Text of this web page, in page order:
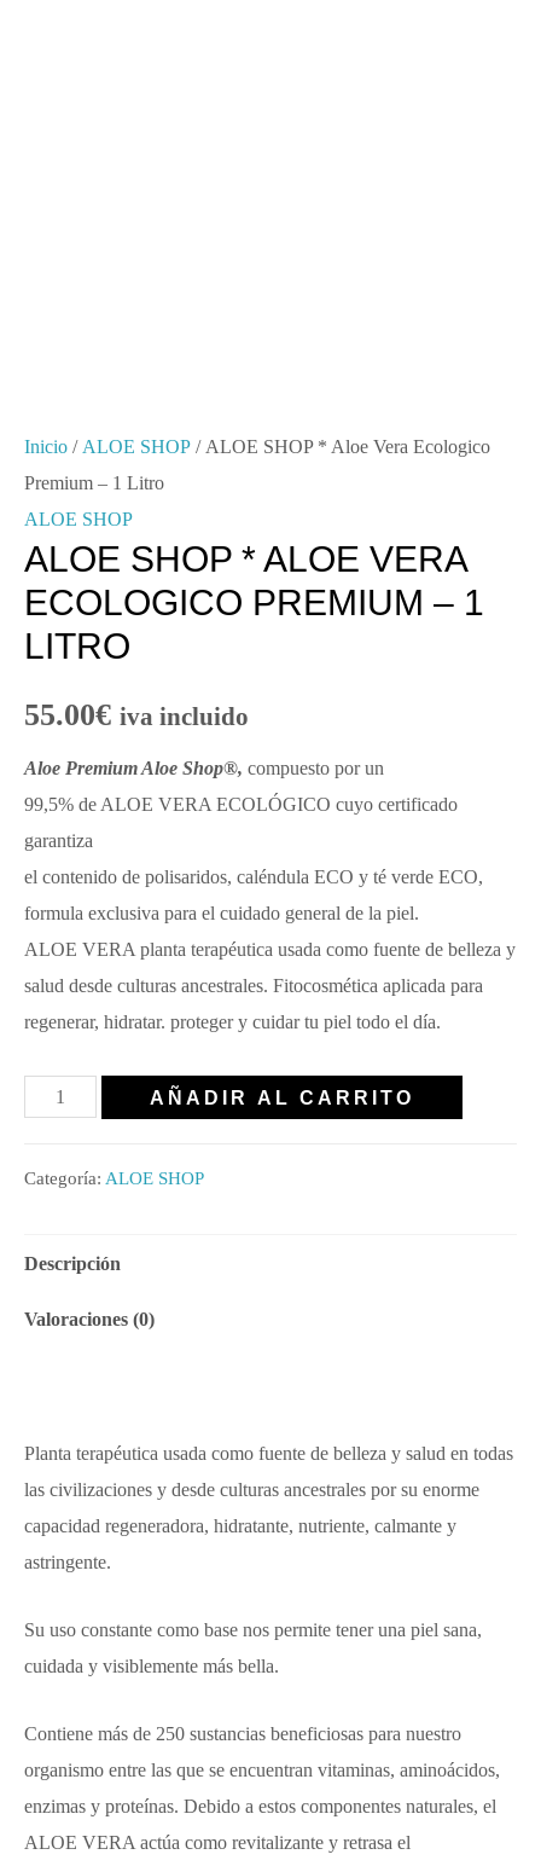
Inicio /ALOE SHOP / ALOE SHOP * Aloe Vera Ecologico
Premium – 1 Litro
ALOE SHOP
ALOE SHOP * ALOE VERA
ECOLOGICO PREMIUM – 1
LITRO
55.00€ iva incluido
Aloe Premium Aloe Shop®, compuesto por un
99,5% de ALOE VERA ECOLÓGICO cuyo certificado
garantiza
el contenido de polisaridos, caléndula ECO y té verde ECO,
formula exclusiva para el cuidado general de la piel.
ALOE VERA planta terapéutica usada como fuente de belleza y
salud desde culturas ancestrales. Fitocosmética aplicada para
regenerar, hidratar. proteger y cuidar tu piel todo el día.
AÑADIR AL CARRITO
Categoría: ALOE SHOP
Descripción
Valoraciones (0)
Planta terapéutica usada como fuente de belleza y salud en todas
las civilizaciones y desde culturas ancestrales por su enorme
capacidad regeneradora, hidratante, nutriente, calmante y
astringente.
Su uso constante como base nos permite tener una piel sana,
cuidada y visiblemente más bella.
Contiene más de 250 sustancias beneficiosas para nuestro
organismo entre las que se encuentran vitaminas, aminoácidos,
enzimas y proteínas. Debido a estos componentes naturales, el
ALOE VERA actúa como revitalizante y retrasa el